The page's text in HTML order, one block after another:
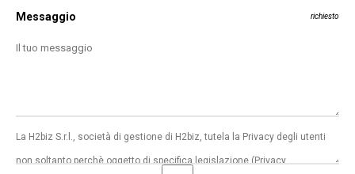
Messaggio richiesto